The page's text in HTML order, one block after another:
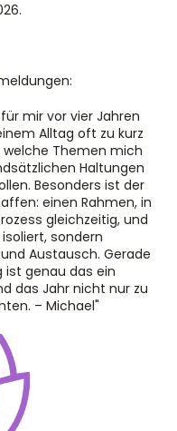
mir vor vier Jahren
Alltag oft zu kurz
welche Themen mich
Haltungen
Besonders ist der
einen Rahmen, in
gleichzeitig, und
sondern
Austausch. Gerade
ist genau das ein
das Jahr nicht nur zu
– Michael"